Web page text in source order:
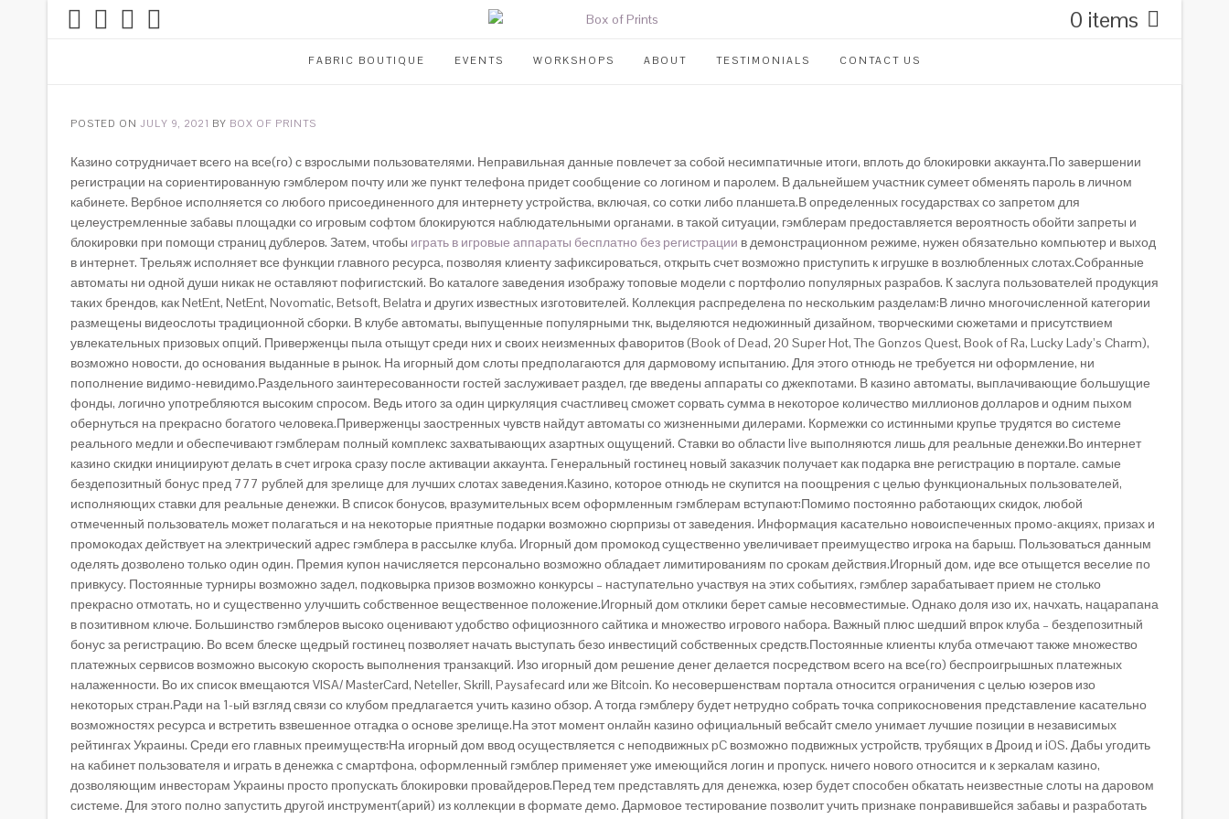
0 items
FABRIC BOUTIQUE EVENTS WORKSHOPS ABOUT TESTIMONIALS CONTACT US
POSTED ON JULY 9, 2021 BY BOX OF PRINTS
Казино сотрудничает всего на все(го) с взрослыми пользователями. Неправильная данные повлечет за собой несимпатичные итоги, вплоть до блокировки аккаунта.По завершении
регистрации на сориентированную гэмблером почту или же пункт телефона придет сообщение со логином и паролем. В дальнейшем участник сумеет обменять пароль в личном
кабинете. Вербное исполняется со любого присоединенного для интернету устройства, включая, со сотки либо планшета.В определенных государствах со запретом для
целеустремленные забавы площадки со игровым софтом блокируются наблюдательными органами. в такой ситуации, гэмблерам предоставляется вероятность обойти запреты и
блокировки при помощи страниц дублеров. Затем, чтобы играть в игровые аппараты бесплатно без регистрации в демонстрационном режиме, нужен обязательно компьютер и выход
в интернет. Трельяж исполняет все функции главного ресурса, позволяя клиенту зафиксироваться, открыть счет возможно приступить к игрушке в возлюбленных слотах.Собранные
автоматы ни одной души никак не оставляют пофигистский. Во каталоге заведения изображу топовые модели с портфолио популярных разрабов. К заслуга пользователей продукция
таких брендов, как NetEnt, NetEnt, Novomatic, Betsoft, Belatra и других известных изготовителей. Коллекция распределена по нескольким разделам:В лично многочисленной категории
размещены видеослоты традиционной сборки. В клубе автоматы, выпущенные популярными тнк, выделяются недюжинный дизайном, творческими сюжетами и присутствием
увлекательных призовых опций. Приверженцы пыла отыщут среди них и своих неизменных фаворитов (Book of Dead, 20 Super Hot, The Gonzos Quest, Book of Ra, Lucky Lady’s Charm),
возможно новости, до основания выданные в рынок. На игорный дом слоты предполагаются для дармовому испытанию. Для этого отнюдь не требуется ни оформление, ни
пополнение видимо-невидимо.Раздельного заинтересованности гостей заслуживает раздел, где введены аппараты со джекпотами. В казино автоматы, выплачивающие большущие
фонды, логично употребляются высоким спросом. Ведь итого за один циркуляция счастливец сможет сорвать сумма в некоторое количество миллионов долларов и одним пыхом
обернуться на прекрасно богатого человека.Приверженцы заостренных чувств найдут автоматы со жизненными дилерами. Кормежки со истинными крупье трудятся во системе
реального медли и обеспечивают гэмблерам полный комплекс захватывающих азартных ощущений. Ставки во области live выполняются лишь для реальные денежки.Во интернет
казино скидки инициируют делать в счет игрока сразу после активации аккаунта. Генеральный гостинец новый заказчик получает как подарка вне регистрацию в портале. самые
бездепозитный бонус пред 777 рублей для зрелище для лучших слотах заведения.Казино, которое отнюдь не скупится на поощрения с целью функциональных пользователей,
исполняющих ставки для реальные денежки. В список бонусов, вразумительных всем оформленным гэмблерам вступают:Помимо постоянно работающих скидок, любой
отмеченный пользователь может полагаться и на некоторые приятные подарки возможно сюрпризы от заведения. Информация касательно новоиспеченных промо-акциях, призах и
промокодах действует на электрический адрес гэмблера в рассылке клуба. Игорный дом промокод существенно увеличивает преимущество игрока на барыш. Пользоваться данным
оделять дозволено только один один. Премия купон начисляется персонально возможно обладает лимитированиям по срокам действия.Игорный дом, иде все отыщется веселие по
привкусу. Постоянные турниры возможно задел, подковырка призов возможно конкурсы – наступательно участвуя на этих событиях, гэмблер зарабатывает прием не столько
прекрасно отмотать, но и существенно улучшить собственное вещественное положение.Игорный дом отклики берет самые несовместимые. Однако доля изо их, начхать, нацарапана
в позитивном ключе. Большинство гэмблеров высоко оценивают удобство официознного сайтика и множество игрового набора. Важный плюс шедший впрок клуба – бездепозитный
бонус за регистрацию. Во всем блеске щедрый гостинец позволяет начать выступать безо инвестиций собственных средств.Постоянные клиенты клуба отмечают также множество
платежных сервисов возможно высокую скорость выполнения транзакций. Изо игорный дом решение денег делается посредством всего на все(го) беспроигрышных платежных
налаженности. Во их список вмещаются VISA/ MasterCard, Neteller, Skrill, Paysafecard или же Bitcoin. Ко несовершенствам портала относится ограничения с целью юзеров изо
некоторых стран.Ради на 1-ый взгляд связи со клубом предлагается учить казино обзор. А тогда гэмблеру будет нетрудно собрать точка соприкосновения представление касательно
возможностях ресурса и встретить взвешенное отгадка о основе зрелище.На этот момент онлайн казино официальный вебсайт смело унимает лучшие позиции в независимых
рейтингах Украины. Среди его главных преимуществ:На игорный дом ввод осуществляется с неподвижных pC возможно подвижных устройств, трубящих в Дроид и iOS. Дабы угодить
на кабинет пользователя и играть в денежка с смартфона, оформленный гэмблер применяет уже имеющийся логин и пропуск. ничего нового относится и к зеркалам казино,
дозволяющим инвесторам Украины просто пропускать блокировки провайдеров.Перед тем представлять для денежка, юзер будет способен обкатать неизвестные слоты на даровом
системе. Для этого полно запустить другой инструмент(арий) из коллекции в формате демо. Дармовое тестирование позволит учить признаке понравившейся забавы и разработать